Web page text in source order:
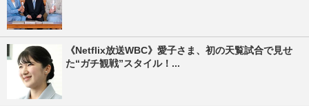
《Netflix放送WBC》愛子さま、初の天覧試合で見せ
た“ガチ観戦”スタイル！...